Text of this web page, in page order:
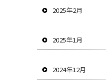
2025年2月
2025年1月
2024年12月